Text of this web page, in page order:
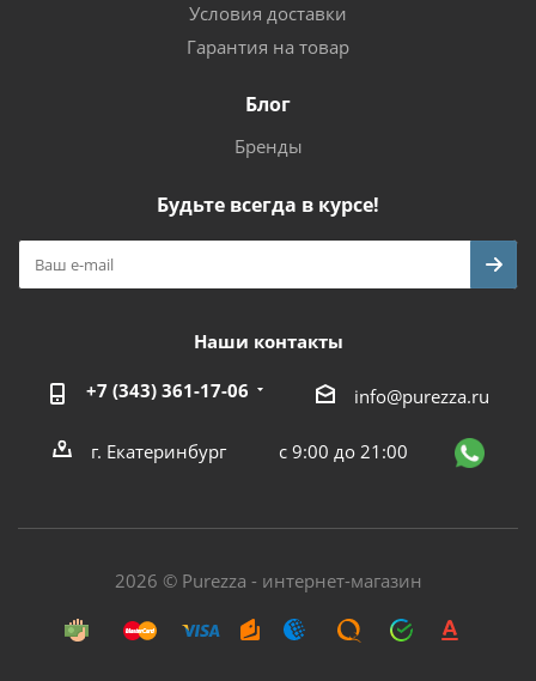
Условия доставки
Гарантия на товар
Блог
Бренды
Будьте всегда в курсе!
Наши контакты
+7 (343) 361-17-06 info@purezza.ru
г. Екатеринбург с 9:00 до 21:00
2026 © Purezza - интернет-магазин